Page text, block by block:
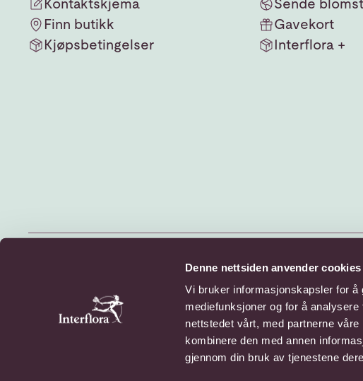
Denne nettsiden anvender cookies
Vi bruker informasjonskapsler for
mediefunksjoner og for å
nettstedet vårt, med partnerne
kombinere den med annen
gjennom din bruk av tjenestene
Kontaktskjema
Finn butikk
Kjøpsbetingelser
Sende
Gavekort
Interflora +
PersonvernCookies